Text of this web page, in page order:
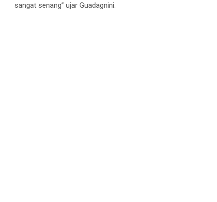
sangat senang” ujar Guadagnini.